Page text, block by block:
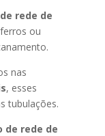
rede de
ou
nas
, esses
tubulações.
de rede de